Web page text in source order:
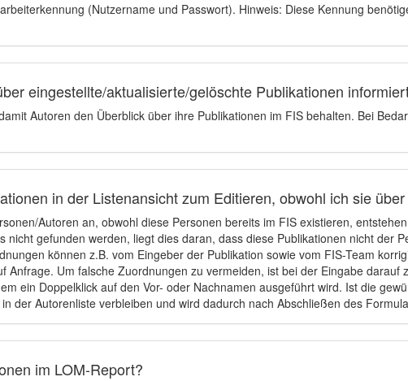
(Nutzername und Passwort). Hinweis: Diese Kennung
eingestellte/aktualisierte/gelöschte Publikationen
Autoren den Überblick über ihre Publikationen im FIS behalten. Bei
in der Listenansicht zum Editieren, obwohl ich sie
Autoren an, obwohl diese Personen bereits im FIS existieren,
nicht gefunden werden, liegt dies daran, dass diese Publikationen nicht der
können z.B. vom Eingeber der Publikation sowie vom FIS-Team
Anfrage. Um falsche Zuordnungen zu vermeiden, ist bei der Eingabe darauf
ein Doppelklick auf den Vor- oder Nachnamen ausgeführt wird. Ist die
der Autorenliste verbleiben und wird dadurch nach Abschließen des
im LOM-Report?